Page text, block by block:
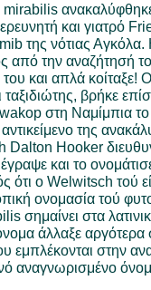
και γιατρό
της νότιας Αγκόλα.
από την αναζήτησή
του και απλά
ταξιδιώτης, βρήκε
στη Ναμίμπια
της
Dalton Hooker
και το
ότι ο Welwitsch τού
ονομασία τού
σημαίνει στα
άλλαξε
εμπλέκονται στην
αναγνωρισμένο